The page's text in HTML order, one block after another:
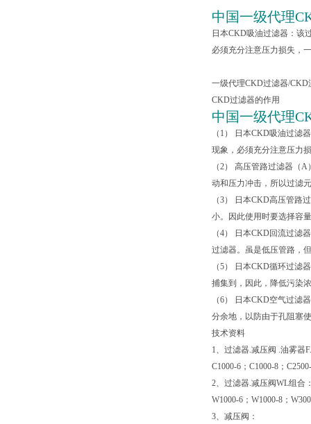
中国一级代理
日本CKD吸油过滤器：该
必须充分注意压力损失，
一级代理CKD过滤器/CKD
CKD过滤器的作用
中国一级代理
（1） 日本CKD吸油过滤
现象，必须充分注意压力
（2） 高压管路过滤器（
动和压力冲击，所以过滤
（3） 日本CKD高压管路
小。因此使用时要选择容
（4） 日本CKD回流过滤
过滤器。虽是低压管路，
（5） 日本CKD循环过滤
捕集到，因此，降低污染
（6） 日本CKD空气过滤
分余地，以防由于孔阻塞
技术资料
1、过滤器.减压阀 .油雾器
C1000-6；C1000-8；
2、过滤器.减压阀WL组合
W1000-6；W1000-8；
3、减压阀：